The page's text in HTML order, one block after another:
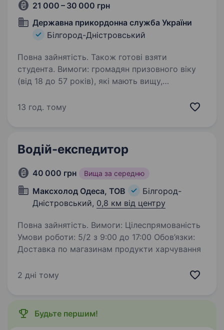
21 000 – 30 000 грн
Державна прикордонна служба України
Білгород-Дністровський
Повна зайнятість. Також готові взяти
студента. Вимоги: громадян призовного віку
(від 18 до 57 років), які мають вищу,
середню освіту та військовозобов'язаних,
13 год. тому
Водій-експедитор
40 000 грн Вища за середню
Максхолод Одеса, ТОВ
Білгород-
Дністровський, 0,8 км від центру
Повна зайнятість. Вимоги: Цілеспрямованість
Умови роботи: 5/2 з 9:00 до 17:00 Обов’язки:
Доставка по магазинам продукти харчування
2 дні тому
Будьте першим!